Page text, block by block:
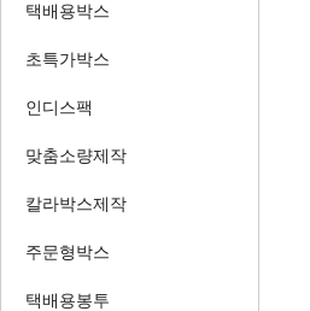
택배용박스
초특가박스
인디스팩
맞춤소량제작
칼라박스제작
주문형박스
택배용봉투